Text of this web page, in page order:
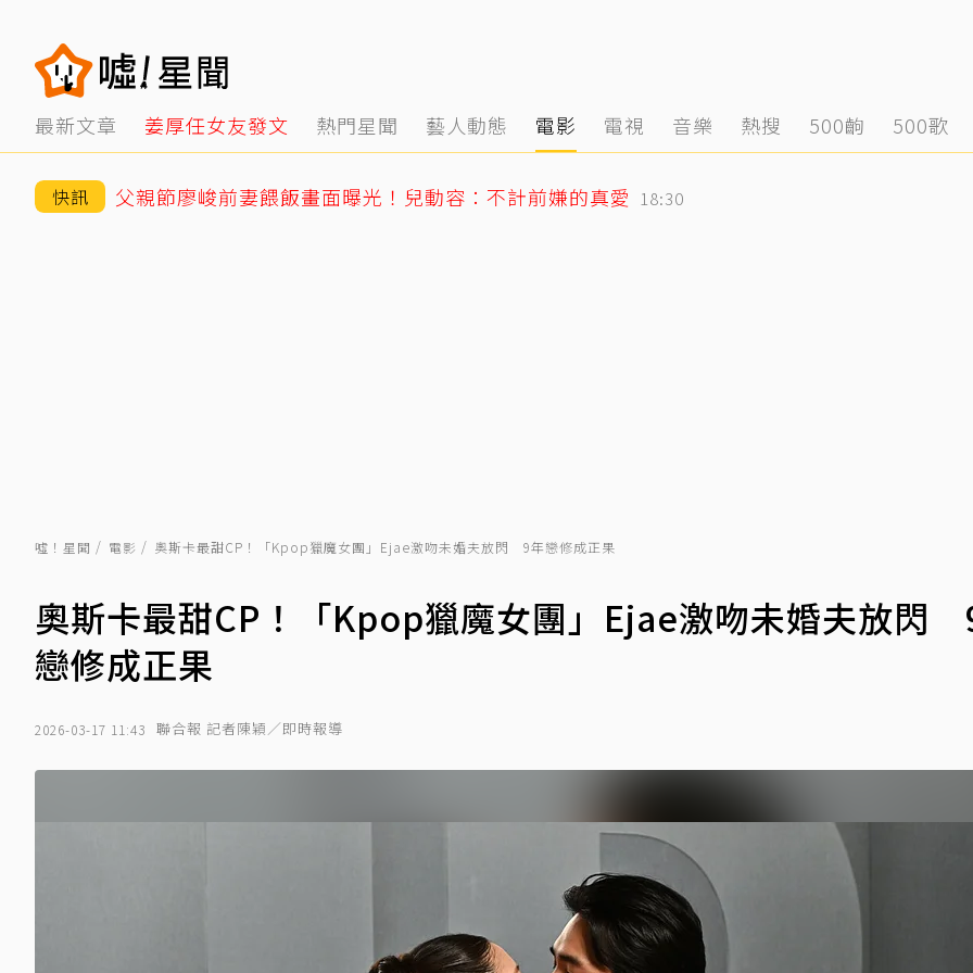
最新文章 姜厚任女友發文 熱門星聞 藝人動態 電影 電視 音樂 熱搜 500齣 500歌
快訊 父親節廖峻前妻餵飯畫面曝光！兒動容：不計前嫌的真愛 18:30
噓！星聞 電影 奧斯卡最甜CP！「Kpop獵魔女團」Ejae激吻未婚夫放閃 9年戀修成正果
奧斯卡最甜CP！「Kpop獵魔女團」Ejae激吻未婚夫放閃
戀修成正果
2026-03-17 11:43 聯合報 記者陳穎／即時報導